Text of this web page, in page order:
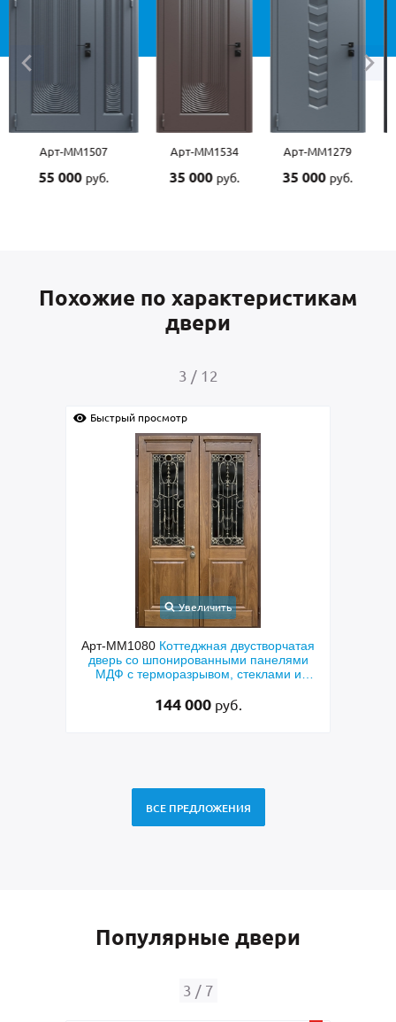
Арт-ММ1534
35 000
Арт-ММ1279
35 000руб.
Арт-ММ1570
45 000руб.
Похожие по характеристикам
двери
4 / 12
двустворчатая
Быстрый просмотр
Увеличить
Арт-ММ578Входная утепленная дверь с
терморазрывом, белыми наличниками,
коричневыми плитами МДФ (окрас по
48 500
ВСЕ ПРЕДЛОЖЕНИЯ
Популярные двери
4 / 7